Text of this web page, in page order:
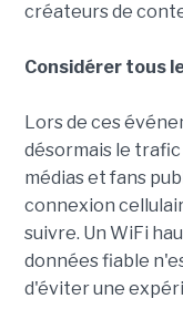
créateurs de
Considérer tous
Lors de ces
désormais le
médias et fans
connexion
suivre. Un WiFi
données fiable
d'éviter une